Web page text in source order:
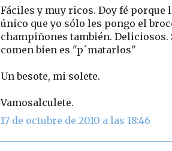
Fáciles y muy ricos. Doy fé
único que yo sólo les pongo el
champiñones también. Deliciosos.
comen bien es "p´matarlos"
Un besote, mi solete.
Vamosalculete.
17 de octubre de 2010 a las 18:46